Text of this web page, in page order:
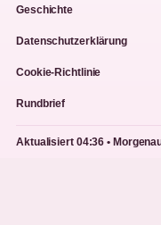
Geschichte
Datenschutzerklärung
Cookie-Richtlinie
Rundbrief
Aktualisiert 04:36 •